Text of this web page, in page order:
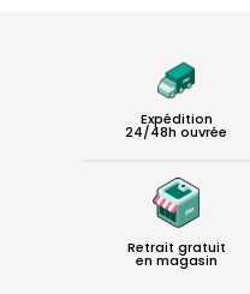
Expédition
24/48h ouvrée
Retrait gratuit
en magasin